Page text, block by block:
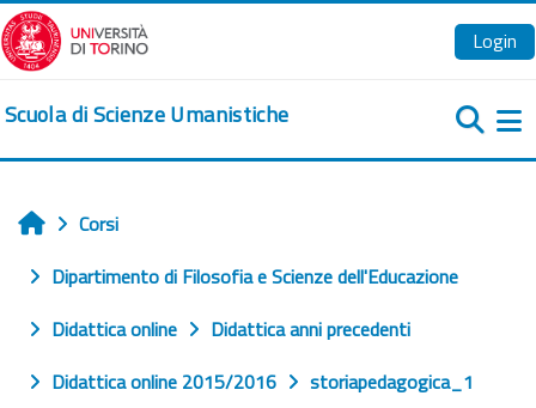
Vai al contenuto principale
Login
Scuola di Scienze Umanistiche
Home
Corsi
Dipartimento di Filosofia e Scienze dell'Educazione
Didattica online
Didattica anni precedenti
Didattica online 2015/2016
storiapedagogica_1